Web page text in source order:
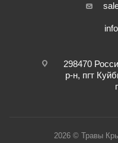
298470
р-н, пгт
2026 © Травы